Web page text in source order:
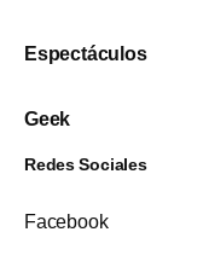
Espectáculos
Geek
Redes Sociales
Facebook